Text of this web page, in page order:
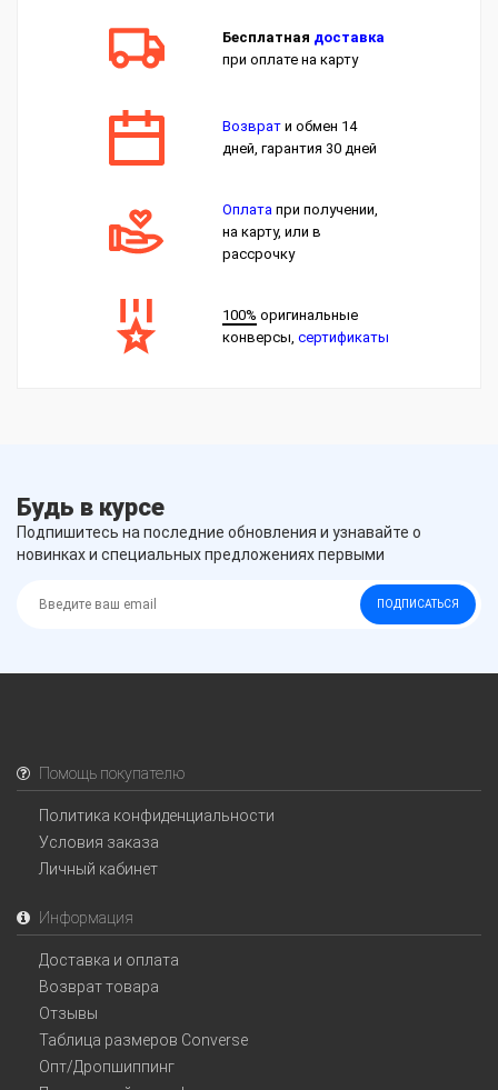
Бесплатная доставка
при оплате на карту
Возврат и обмен 14
дней, гарантия 30 дней
Оплата при получении,
на карту, или в
рассрочку
100% оригинальные
конверсы,сертификаты
Будь в курсе
Подпишитесь на последние обновления и узнавайте о
новинках и специальных предложениях первыми
ПОДПИСАТЬСЯ
Помощь покупателю
Политика конфиденциальности
Условия заказа
Личный кабинет
Информация
Доставка и оплата
Возврат товара
Отзывы
Таблица размеров Converse
Опт/Дропшиппинг